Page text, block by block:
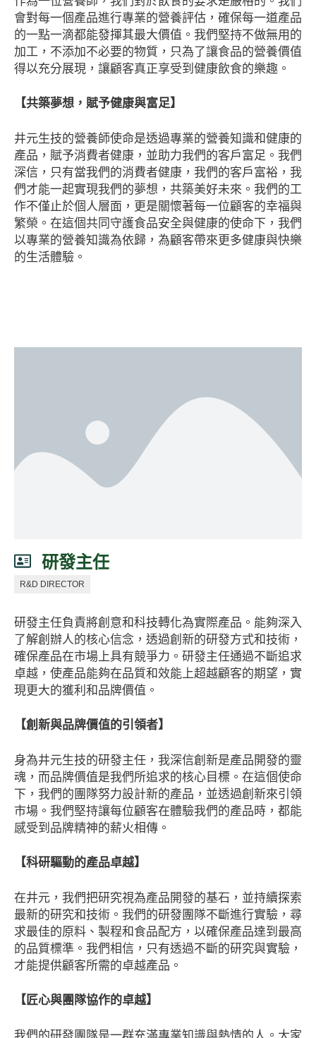
會對每一個產品進行專業的營養評估，確保每一道產品
的一點一滴都能發揮其最大價值。我們堅持不做無用的
加工，不添加不必要的物質，只為了讓食品的營養價值
得以充分展現，讓顧客真正享受到健康飲食的樂趣。
【共築夢想，賦予健康與富足】
井元生技的營養師使命是透過專業的營養知識和健康的
產品，賦予消費者健康，並助力我們的客戶富足。我們
深信，只有當我們的消費者健康，我們的客戶富裕，我
們才能一起實現我們的夢想，共築美好未來。我們的工
作不僅止於個人層面，更是關懷著每一位顧客的幸福與
繁榮。在這個共同守護食品安全與健康的使命下，我們
以專業的營養知識為依歸，為顧客帶來更多健康與快樂
的生活體驗。
研發主任
R&D DIRECTOR
研發主任負責將創意和科技轉化為實際產品。能夠深入
了解創辦人的核心信念，透過創新的研發方式和技術，
確保產品在市場上具有競爭力。研發主任通過不斷追求
卓越，使產品能夠在品質和效能上超越顧客的期望，實
現更大的獲利和品牌價值。
【創新與品牌價值的引領者】
身為井元生技的研發主任，我深信創新是產品開發的靈
魂，而品牌價值是我們所追求的核心目標。在這個使命
下，我們的團隊努力設計新的產品，並透過創新來引領
市場。我們堅持讓每位顧客在體驗我們的產品時，都能
感受到品牌精神的薪火相傳。
【科研驅動的產品卓越】
在井元，我們把研究視為產品開發的基石，並持續探索
最新的研究和技術。我們的研發團隊不斷進行實驗，尋
求最佳的原料、製程和食品配方，以確保產品達到最高
的品質標準。我們相信，只有透過不斷的研究與實驗，
才能提供顧客所需的卓越產品。
【匠心與團隊協作的卓越】
我們的研發團隊是一群充滿專業知識與熱情的人。大家